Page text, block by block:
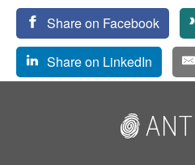
Share on Facebook
Share on LinkedIn